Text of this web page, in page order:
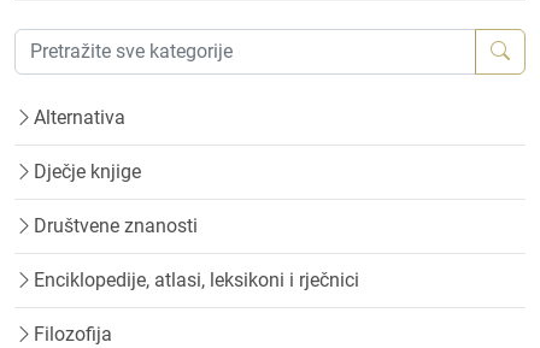
Alternativa
Dječje knjige
Društvene znanosti
Enciklopedije, atlasi, leksikoni i rječnici
Filozofija